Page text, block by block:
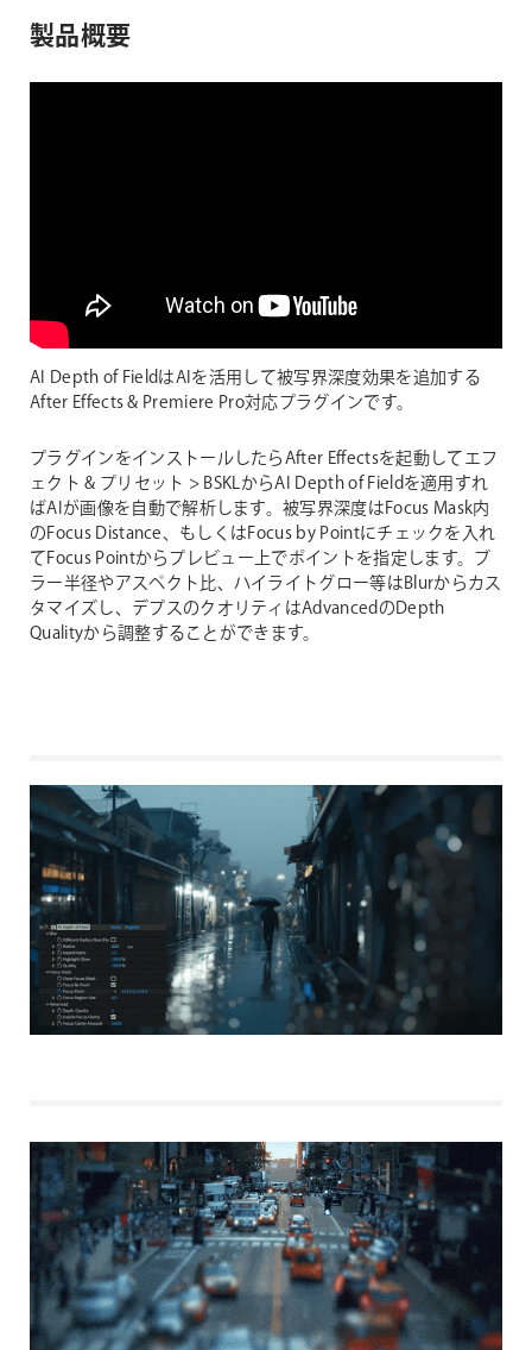
製品概要
AI Depth of FieldはAIを活用して被写界深度効果を追加する
After Effects & Premiere Pro対応プラグインです。
プラグインをインストールしたらAfter Effectsを起動してエフ
ェクト & プリセット > BSKLからAI Depth of Fieldを適用すれ
ばAIが画像を自動で解析します。被写界深度はFocus Mask内
のFocus Distance、もしくはFocus by Pointにチェックを入れ
てFocus Pointからプレビュー上でポイントを指定します。ブ
ラー半径やアスペクト比、ハイライトグロー等はBlurからカス
タマイズし、デプスのクオリティはAdvancedのDepth
Qualityから調整することができます。